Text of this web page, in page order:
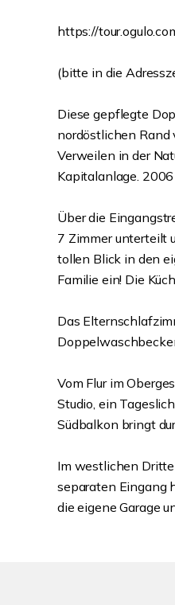
https://
(bitte in die
Diese gepflegte
nordöstlichen Rand
Verweilen in der
Kapitalanlage.
Über die
7 Zimmer unterteilt
tollen Blick in den
Familie ein! Die
Das
Vom Flur im
Studio, ein
Südbalkon bringt
Im westlichen
separaten Eingang
die eigene Garage